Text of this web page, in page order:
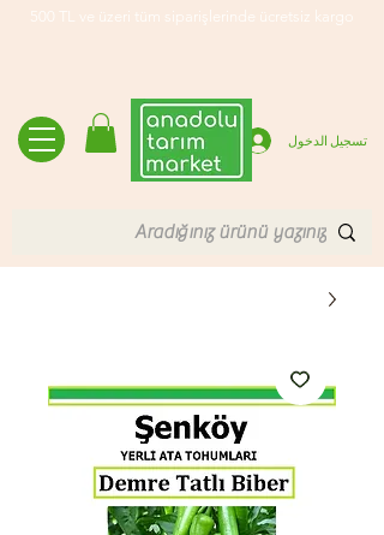
500 TL ve üzeri tüm siparişlerinde ücretsiz kargo
تسجيل الدخول